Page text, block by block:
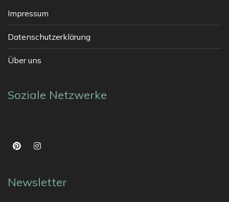
Impressum
Datenschutzerklärung
Über uns
Soziale Netzwerke
Newsletter